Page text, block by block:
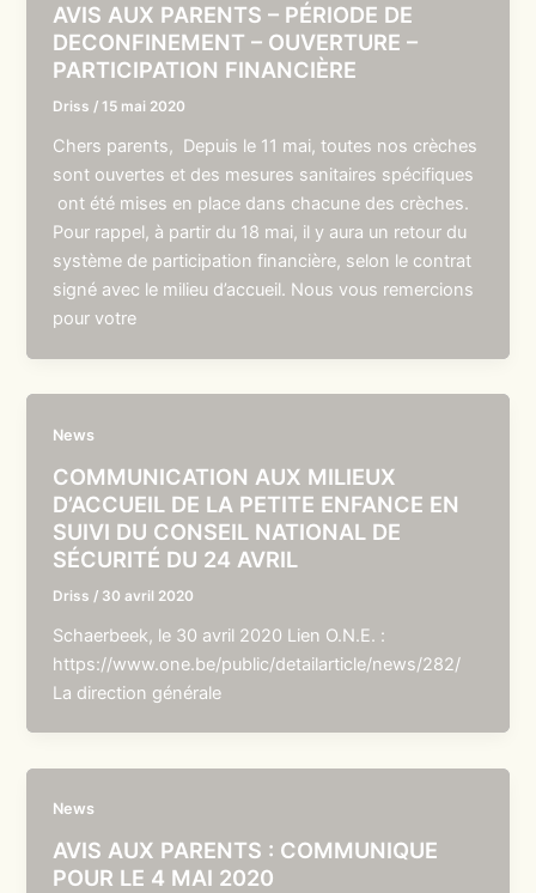
AVIS AUX PARENTS – PÉRIODE DE
DECONFINEMENT – OUVERTURE –
PARTICIPATION FINANCIÈRE
Driss /15 mai 2020
Chers parents, Depuis le 11 mai, toutes nos crèches
sont ouvertes et des mesures sanitaires spécifiques
ont été mises en place dans chacune des crèches.
Pour rappel, à partir du 18 mai, il y aura un retour du
système de participation financière, selon le contrat
signé avec le milieu d’accueil. Nous vous remercions
pour votre
News
COMMUNICATION AUX MILIEUX
D’ACCUEIL DE LA PETITE ENFANCE EN
SUIVI DU CONSEIL NATIONAL DE
SÉCURITÉ DU 24 AVRIL
Driss / 30 avril 2020
Schaerbeek, le 30 avril 2020 Lien O.N.E. :
https://www.one.be/public/detailarticle/news/282/
La direction générale
News
AVIS AUX PARENTS : COMMUNIQUE
POUR LE 4 MAI 2020